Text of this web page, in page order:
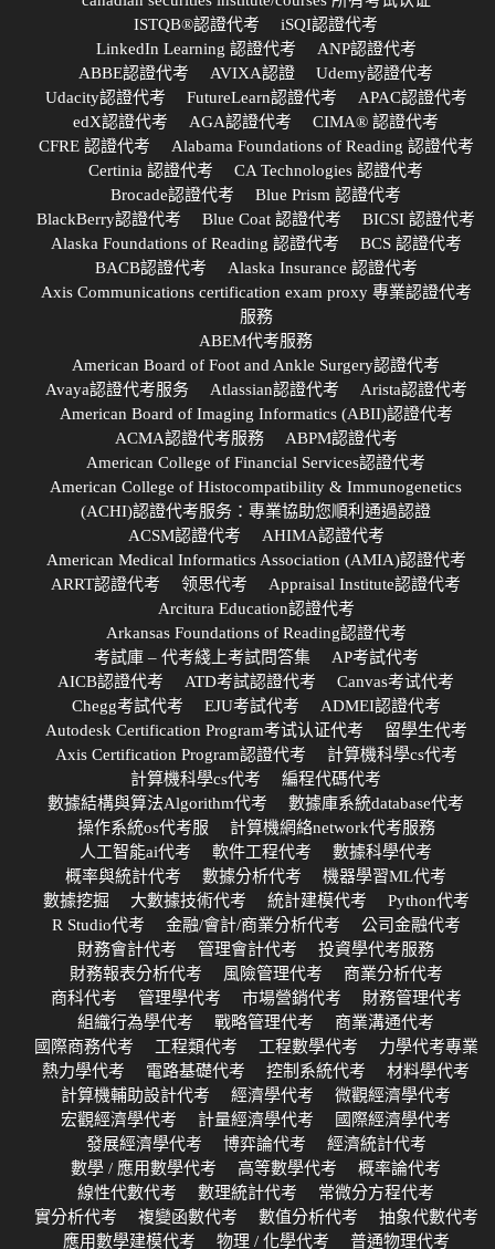
ISTQB®認證代考
iSQI認證代考
LinkedIn Learning 認證代考
ANP認證代考
ABBE認證代考
AVIXA認證
Udemy認證代考
Udacity認證代考
FutureLearn認證代考
APAC認證代考
edX認證代考
AGA認證代考
CIMA® 認證代考
CFRE 認證代考
Alabama Foundations of Reading 認證代考
Certinia 認證代考
CA Technologies 認證代考
Brocade認證代考
Blue Prism 認證代考
BlackBerry認證代考
Blue Coat 認證代考
BICSI 認證代考
Alaska Foundations of Reading 認證代考
BCS 認證代考
BACB認證代考
Alaska Insurance 認證代考
Axis Communications certification exam proxy 專業認證代考
服務
ABEM代考服務
American Board of Foot and Ankle Surgery認證代考
Avaya認證代考服务
Atlassian認證代考
Arista認證代考
American Board of Imaging Informatics (ABII)認證代考
ACMA認證代考服務
ABPM認證代考
American College of Financial Services認證代考
American College of Histocompatibility & Immunogenetics
(ACHI)認證代考服务：專業協助您順利通過認證
ACSM認證代考
AHIMA認證代考
American Medical Informatics Association (AMIA)認證代考
ARRT認證代考
领思代考
Appraisal Institute認證代考
Arcitura Education認證代考
Arkansas Foundations of Reading認證代考
考試庫 – 代考綫上考試問答集
AP考試代考
AICB認證代考
ATD考試認證代考
Canvas考试代考
Chegg考試代考
EJU考試代考
ADMEI認證代考
Autodesk Certification Program考试认证代考
留學生代考
Axis Certification Program認證代考
計算機科學cs代考
計算機科學cs代考
編程代碼代考
數據結構與算法Algorithm代考
數據庫系統database代考
操作系統os代考服
計算機網絡network代考服務
人工智能ai代考
軟件工程代考
數據科學代考
概率與統計代考
數據分析代考
機器學習ML代考
數據挖掘
大數據技術代考 統計建模代考
Python代考
R Studio代考
金融/會計/商業分析代考
公司金融代考
財務會計代考
管理會計代考
投資學代考服務
財務報表分析代考
風險管理代考
商業分析代考
商科代考
管理學代考 市場營銷代考
財務管理代考
組織行為學代考
戰略管理代考
商業溝通代考
國際商務代考
工程類代考 工程數學代考
力學代考專業
熱力學代考
電路基礎代考 控制系統代考
材料學代考
計算機輔助設計代考
經濟學代考
微觀經濟學代考
宏觀經濟學代考
計量經濟學代考
國際經濟學代考
發展經濟學代考
博弈論代考
經濟統計代考
數學 / 應用數學代考
高等數學代考
概率論代考
線性代數代考
數理統計代考
常微分方程代考
實分析代考
複變函數代考 數值分析代考
抽象代數代考
應用數學建模代考
物理 / 化學代考 普通物理代考